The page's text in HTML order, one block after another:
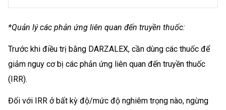
*Quản lý các phản ứng liên quan đến truyền thuốc:
Trước khi điều trị bằng DARZALEX, cần dùng các thuốc để
giảm nguy cơ bị các phản ứng liên quan đến truyền thuốc
(IRR).
Đối với IRR ở bất kỳ độ/mức độ nghiêm trọng nào, ngừng